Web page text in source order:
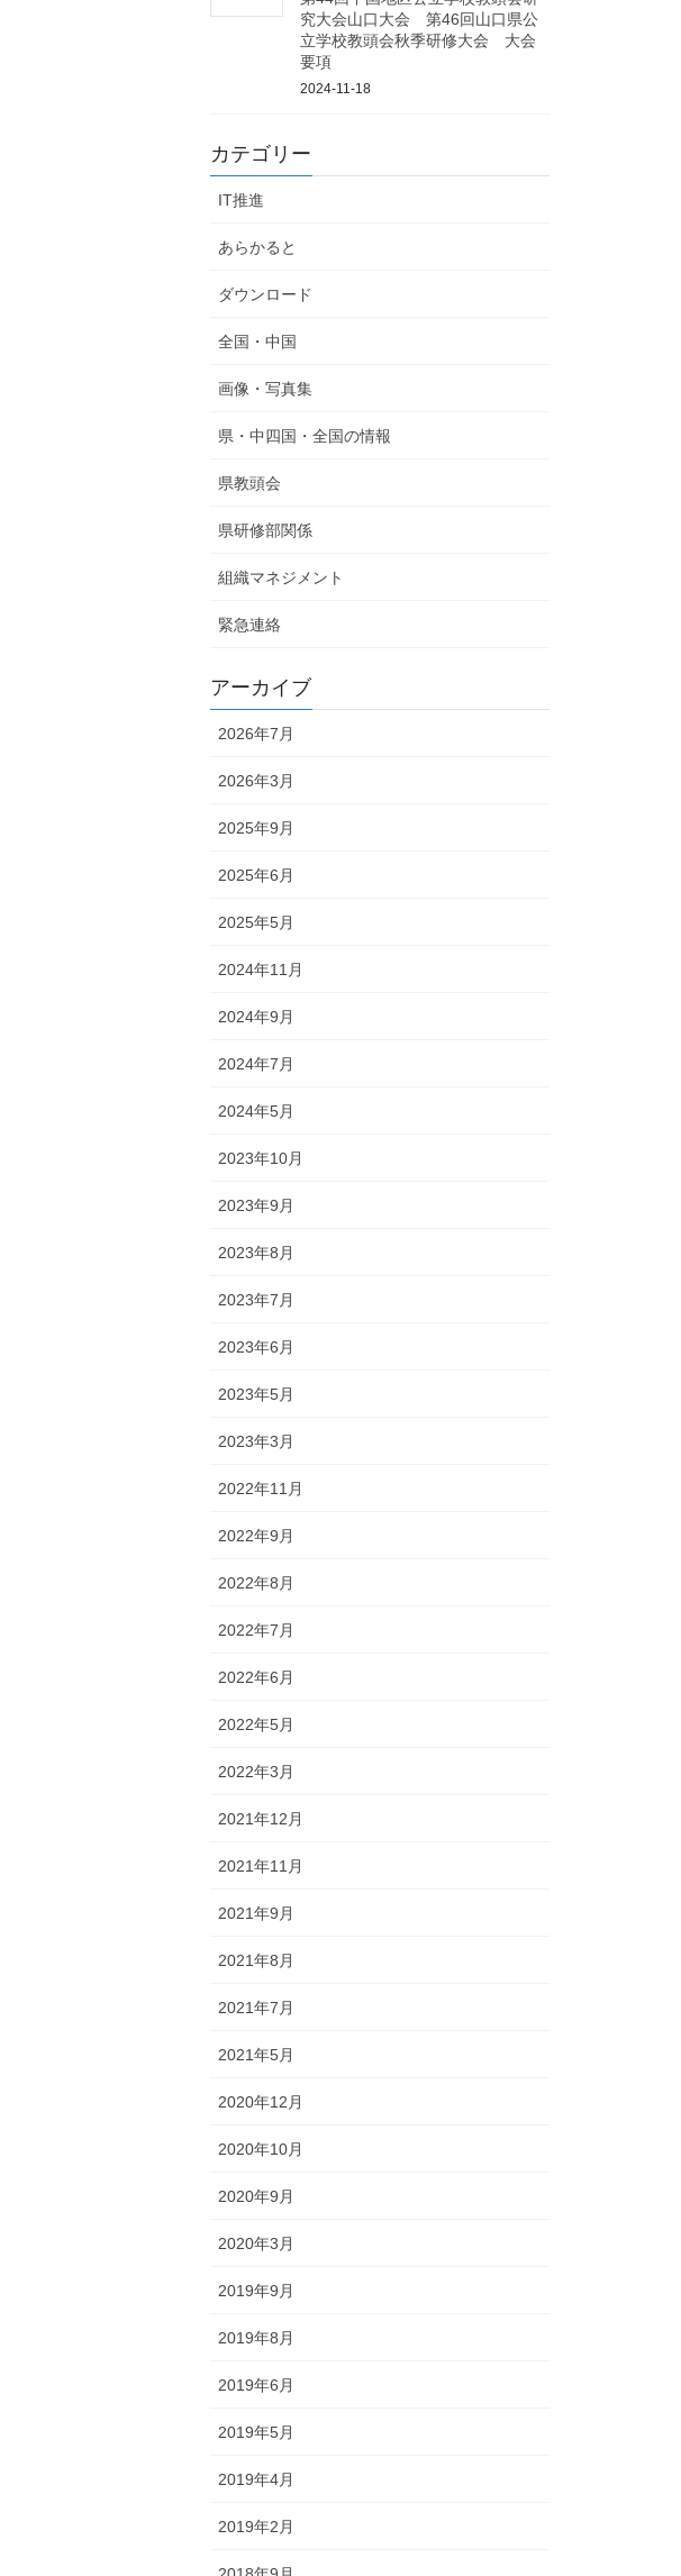
究大会山口大会 第46回山口県公
立学校教頭会秋季研修大会 大会
要項
2024-11-18
カテゴリー
IT推進
あらかると
ダウンロード
全国・中国
画像・写真集
県・中四国・全国の情報
県教頭会
県研修部関係
組織マネジメント
緊急連絡
アーカイブ
2026年7月
2026年3月
2025年9月
2025年6月
2025年5月
2024年11月
2024年9月
2024年7月
2024年5月
2023年10月
2023年9月
2023年8月
2023年7月
2023年6月
2023年5月
2023年3月
2022年11月
2022年9月
2022年8月
2022年7月
2022年6月
2022年5月
2022年3月
2021年12月
2021年11月
2021年9月
2021年8月
2021年7月
2021年5月
2020年12月
2020年10月
2020年9月
2020年3月
2019年9月
2019年8月
2019年6月
2019年5月
2019年4月
2019年2月